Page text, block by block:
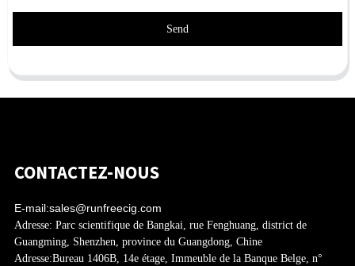
Send
CONTACTEZ-NOUS
E-mail:sales@runfreecig.com
Adresse: Parc scientifique de Bangkai, rue Fenghuang, district de
Guangming, Shenzhen, province du Guangdong, Chine
Adresse:Bureau 1406B, 14e étage, Immeuble de la Banque Belge, n°